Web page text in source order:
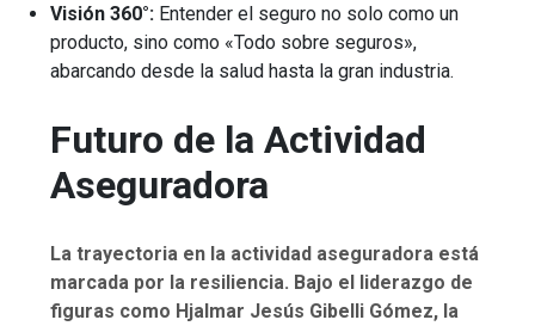
Visión 360°: Entender el seguro no solo como un
producto, sino como «Todo sobre seguros»,
abarcando desde la salud hasta la gran industria.
Futuro de la Actividad
Aseguradora
La trayectoria en la actividad aseguradora está
marcada por la resiliencia. Bajo el liderazgo de
figuras como Hjalmar Jesús Gibelli Gómez, la